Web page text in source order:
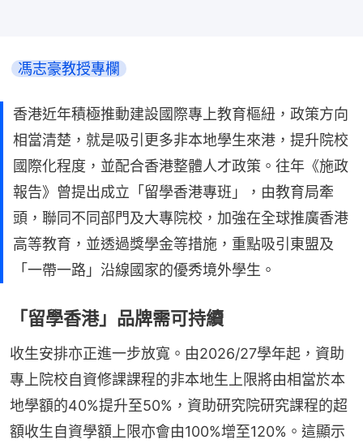
馮志豪教授專欄
香港近年積極推動建設國際專上教育樞紐，政策方向
相當清楚，就是吸引更多非本地學生來港，提升院校
國際化程度，並配合香港整體人才政策。往年《施政
報告》曾提出成立「留學香港專班」，由教育局牽
頭，聯同不同部門及大專院校，加強在全球推廣香港
高等教育，並透過獎學金等措施，重點吸引東盟及
「一帶一路」沿線國家的優秀境外學生。
「留學香港」品牌需可持續
收生安排亦正進一步放寬。由2026/27學年起，資助
專上院校自資修課課程的非本地生上限將由相當於本
地學額的40%提升至50%，資助研究院研究課程的超
額收生自資學額上限亦會由100%增至120%。這顯示